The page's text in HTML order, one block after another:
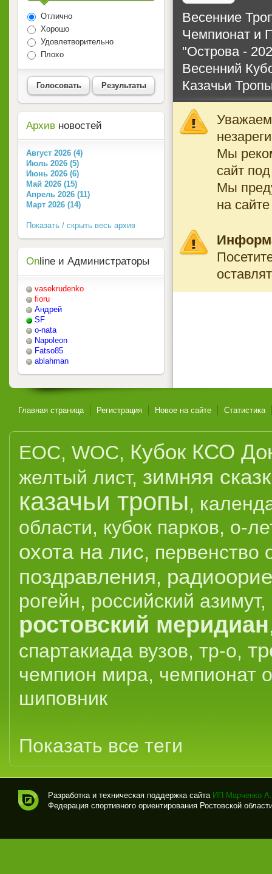
Весенние
Чемпионат и
"Острова -
Весенний
Казачьи
Мы
сайт
Мы
на
Отлично
Хорошо
Удовлетворительно
Плохо
Голосовать Результаты
Архив новостей
Август 2026 (4)
Июль 2026 (5)
Июнь 2026 (6)
Май 2026 (15)
Апрель 2026 (11)
Март 2026 (14)
Показать / скрыть весь архив
On line и Администраторы
vasekrudenko
fioru
Андрей
SF
o-nata
Napoleon
Fatso85
ablahman
Главная страница Регистрация Новое на сайте Статистика
EOC, WOC, Кубок КСО
желтый лист, зимняя
казачьи тропы,
области, кубок парков, о-
охота на лис, первенство
поздравления,
рогейн, российский азимут,
ростовский меридиан
спартакиада вузов, тр-о,
чемпион мира, чемпионат
шиповник
Показать все теги
вно
Разработка и техническая поддержка сайта ИП Марченко
Федерация спортивного ориентирования Ростовской